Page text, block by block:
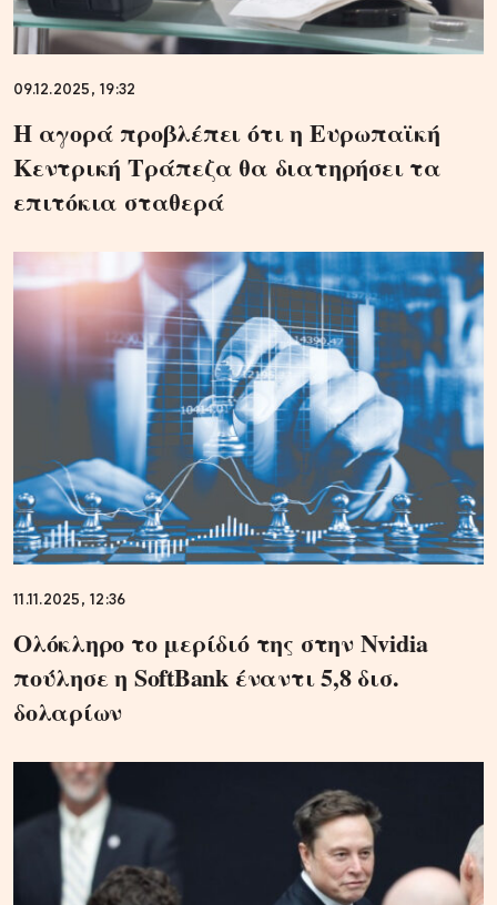
09.12.2025, 19:32
Η αγορά προβλέπει ότι η Ευρωπαϊκή
Κεντρική Τράπεζα θα διατηρήσει τα
επιτόκια σταθερά
11.11.2025, 12:36
Ολόκληρο το μερίδιό της στην Nvidia
πούλησε η SoftBank έναντι 5,8 δισ.
δολαρίων